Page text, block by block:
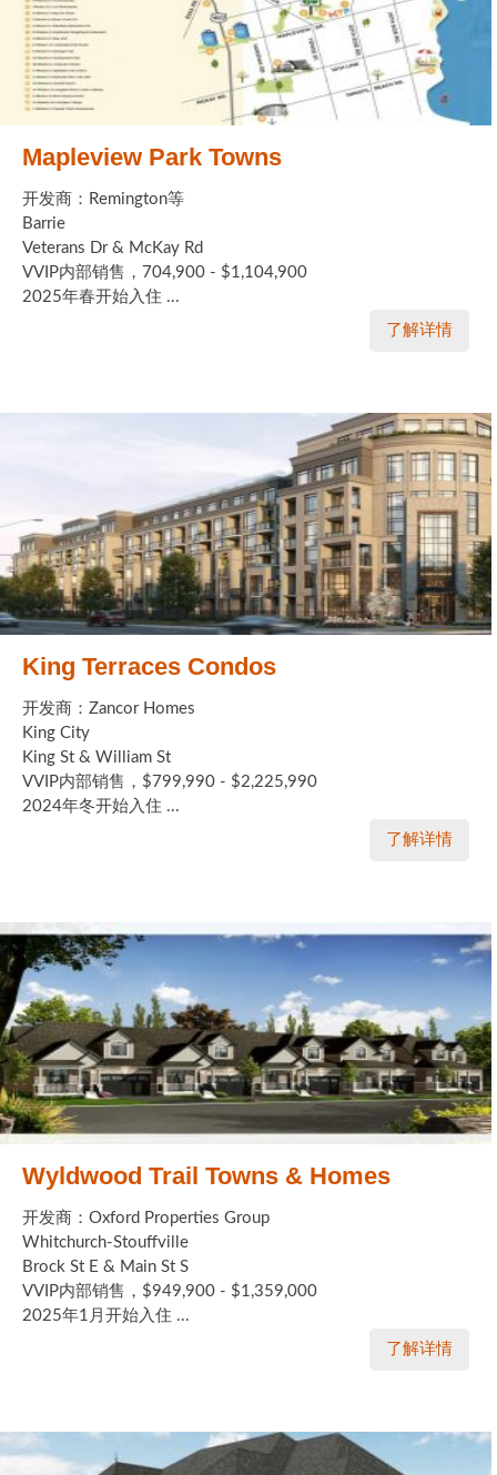
Mapleview Park Towns
开发商：Remington等
Barrie
Veterans Dr & McKay Rd
VVIP内部销售，704,900 - $1,104,900
2025年春开始入住 ...
了解详情
King Terraces Condos
开发商：Zancor Homes
King City
King St & William St
VVIP内部销售，$799,990 - $2,225,990
2024年冬开始入住 ...
了解详情
Wyldwood Trail Towns & Homes
开发商：Oxford Properties Group
Whitchurch-Stouffville
Brock St E & Main St S
VVIP内部销售，$949,900 - $1,359,000
2025年1月开始入住 ...
了解详情